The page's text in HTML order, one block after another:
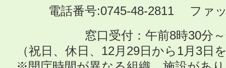
電話番号:0745-48-2811 ファ
窓口受付：午前8時30分
（祝日、休日、12月29日から1月3日